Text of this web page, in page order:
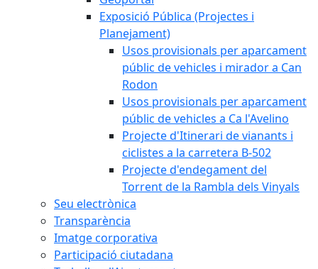
Exposició Pública (Projectes i
Planejament)
Usos provisionals per aparcament
públic de vehicles i mirador a Can
Rodon
Usos provisionals per aparcament
públic de vehicles a Ca l'Avelino
Projecte d'Itinerari de vianants i
ciclistes a la carretera B-502
Projecte d'endegament del
Torrent de la Rambla dels Vinyals
Seu electrònica
Transparència
Imatge corporativa
Participació ciutadana